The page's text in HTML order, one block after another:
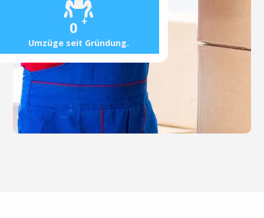
0 +
Umzüge seit Gründung.